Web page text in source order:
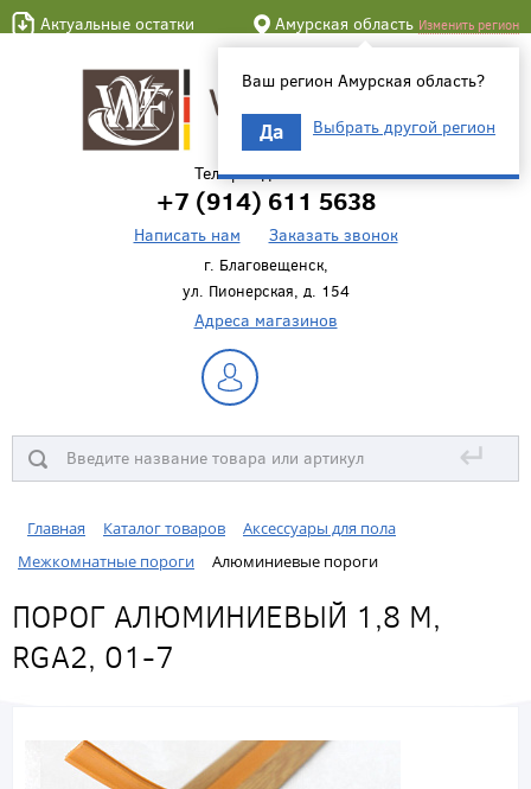
Актуальные остатки Амурская область Изменить регион
Ваш регион Амурская область?
Да Выбрать другой регион
Телефон для связи
+7 (914) 611 5638
Написать нам Заказать звонок
г. Благовещенск,
ул. Пионерская, д. 154
Адреса магазинов
↵
Главная Каталог товаров
Аксессуары для пола
Межкомнатные пороги
Алюминиевые пороги
ПОРОГ АЛЮМИНИЕВЫЙ 1,8 М,
RGA2, 01-7